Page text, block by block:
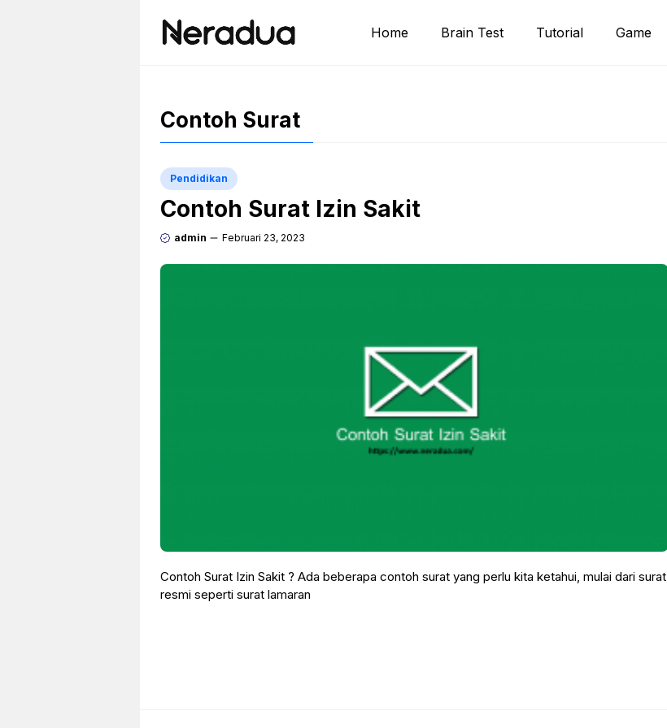
Home Brain Test Tutorial Game
Contoh Surat
Pendidikan
Contoh Surat Izin Sakit
admin Februari 23, 2023
Contoh Surat Izin Sakit ? Ada beberapa contoh surat yang perlu kita ketahui, mulai dari surat
resmi seperti surat lamaran